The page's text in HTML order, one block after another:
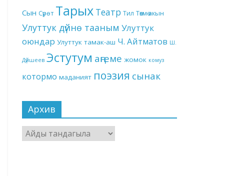
Сын Сүрөт Тарых Театр Тил Төкмө акын
Улуттук дүйнө тааным Улуттук
оюндар Улуттук тамак-аш Ч. Айтматов Ш.
Дүйшеев Эстутум аңгеме жомок комуз
котормо маданият поэзия сынак
Архив
Архив